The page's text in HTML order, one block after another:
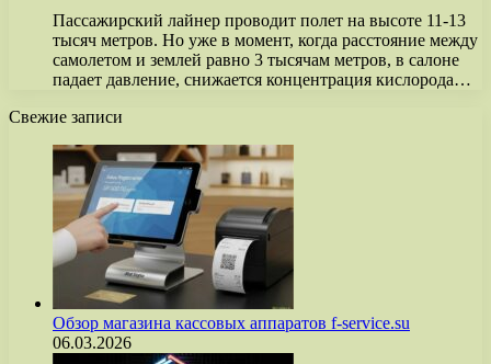
Пассажирский лайнер проводит полет на высоте 11-13
тысяч метров. Но уже в момент, когда расстояние между
самолетом и землей равно 3 тысячам метров, в салоне
падает давление, снижается концентрация кислорода…
Свежие записи
Обзор магазина кассовых аппаратов f-service.su
06.03.2026